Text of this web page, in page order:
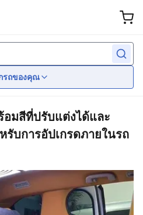
รถของคุณ
อมสีที่ปรับแต่งได้และ
รับการอัปเกรดภายในรถ